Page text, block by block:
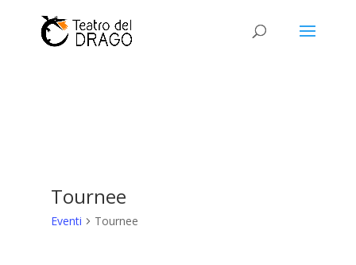
Tournee
Eventi Tournee